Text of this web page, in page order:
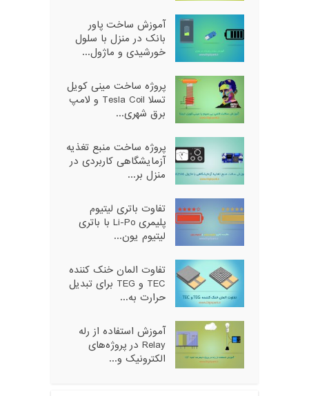
آموزش ساخت پاور
بانک در منزل با سلول
خورشیدی و ماژول...
پروژه ساخت مینی کویل
تسلا Tesla Coil و لامپ
برق شهری...
پروژه ساخت منبع تغذیه
آزمایشگاهی کاربردی در
منزل بر...
تفاوت باتری لیتیوم
پلیمری Li-Po با باتری
لیتیوم یون...
تفاوت المان خنک کننده
TEC و TEG برای تبدیل
حرارت به...
آموزش استفاده از رله
Relay در پروژه‌های
الکترونیک و...